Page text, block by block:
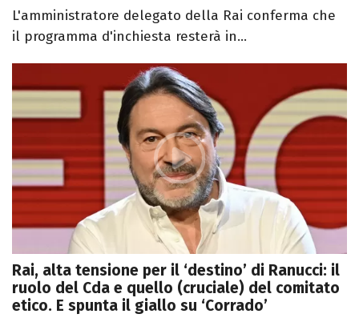
L'amministratore delegato della Rai conferma che
il programma d'inchiesta resterà in...
Rai, alta tensione per il ‘destino’ di Ranucci: il
ruolo del Cda e quello (cruciale) del comitato
etico. E spunta il giallo su ‘Corrado’